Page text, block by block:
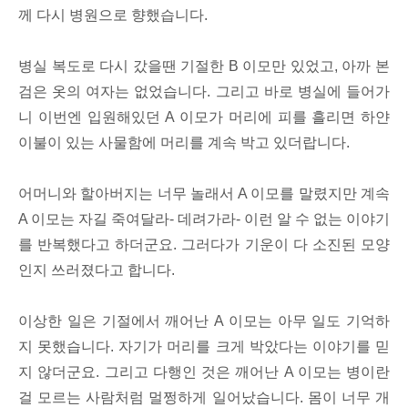
께 다시 병원으로 향했습니다.
병실 복도로 다시 갔을땐 기절한 B 이모만 있었고, 아까 본
검은 옷의 여자는 없었습니다. 그리고 바로 병실에 들어가
니 이번엔 입원해있던 A 이모가 머리에 피를 흘리면 하얀
이불이 있는 사물함에 머리를 계속 박고 있더랍니다.
어머니와 할아버지는 너무 놀래서 A 이모를 말렸지만 계속
A 이모는 자길 죽여달라- 데려가라- 이런 알 수 없는 이야기
를 반복했다고 하더군요. 그러다가 기운이 다 소진된 모양
인지 쓰러졌다고 합니다.
이상한 일은 기절에서 깨어난 A 이모는 아무 일도 기억하
지 못했습니다. 자기가 머리를 크게 박았다는 이야기를 믿
지 않더군요. 그리고 다행인 것은 깨어난 A 이모는 병이란
걸 모르는 사람처럼 멀쩡하게 일어났습니다. 몸이 너무 개